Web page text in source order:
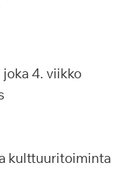
4. viikko
kulttuuritoiminta